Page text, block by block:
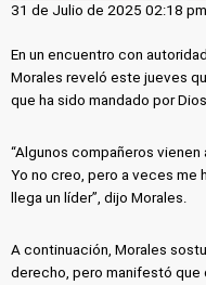
31 de Julio de 2025 02:18 pm
En un encuentro con
Morales reveló este jueves
que ha sido mandado por
“Algunos compañeros vienen
Yo no creo, pero a veces me
llega un líder”, dijo Morales.
A continuación, Morales
derecho, pero manifestó que